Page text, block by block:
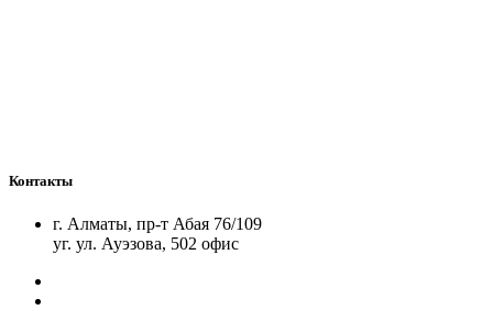
Контакты
г. Алматы, пр-т Абая 76/109
уг. ул. Ауэзова, 502 офис